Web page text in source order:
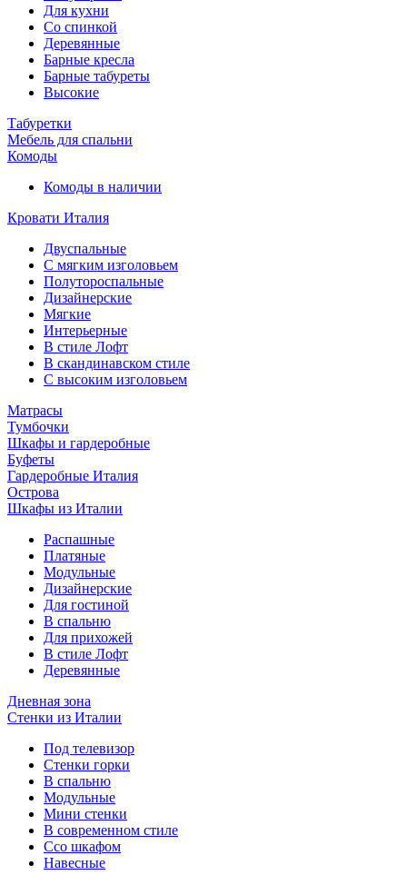
Для кухни
Со спинкой
Деревянные
Барные кресла
Барные табуреты
Высокие
Табуретки
Мебель для спальни
Комоды
Комоды в наличии
Кровати Италия
Двуспальные
С мягким изголовьем
Полутороспальные
Дизайнерские
Мягкие
Интерьерные
В стиле Лофт
В скандинавском стиле
С высоким изголовьем
Матрасы
Тумбочки
Шкафы и гардеробные
Буфеты
Гардеробные Италия
Острова
Шкафы из Италии
Распашные
Платяные
Модульные
Дизайнерские
Для гостиной
В спальню
Для прихожей
В стиле Лофт
Деревянные
Дневная зона
Стенки из Италии
Под телевизор
Стенки горки
В спальню
Модульные
Мини стенки
В современном стиле
Ссо шкафом
Навесные